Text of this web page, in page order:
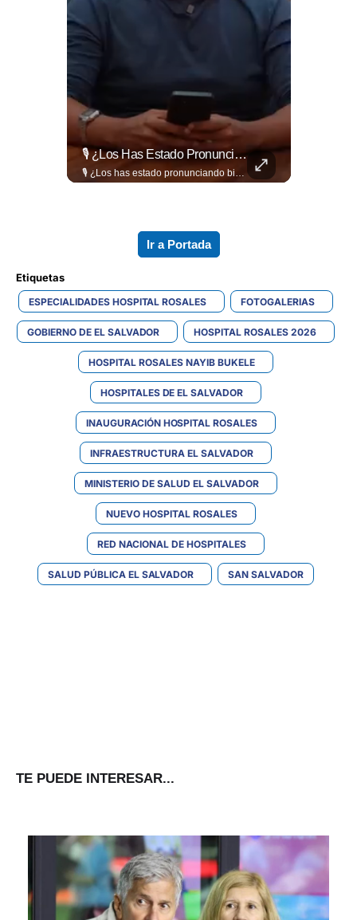
🎙️ ¿Los Has Estado Pronunciando Bien?
🎙️ ¿Los has estado pronunciando bien? 🤔 Pon a prueba tus conocimientos y descubre cómo se pronuncian correctamente los nombres de algunas de las figuras del Mundial. Lee más ➡️ eldiariodehoy.com
Ir a Portada
Etiquetas
ESPECIALIDADES HOSPITAL ROSALES FOTOGALERIAS
GOBIERNO DE EL SALVADOR HOSPITAL ROSALES 2026
HOSPITAL ROSALES NAYIB BUKELE
HOSPITALES DE EL SALVADOR
INAUGURACIÓN HOSPITAL ROSALES
INFRAESTRUCTURA EL SALVADOR
MINISTERIO DE SALUD EL SALVADOR
NUEVO HOSPITAL ROSALES
RED NACIONAL DE HOSPITALES
SALUD PÚBLICA EL SALVADOR SAN SALVADOR
TE PUEDE INTERESAR...